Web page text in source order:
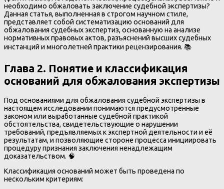
необходимо обжаловать заключение судебной экспертизы?
Данная статья, выполненная в строгом научном стиле,
представляет собой систематизацию оснований для
обжалования судебных экспертиз, основанную на анализе
нормативных правовых актов, разъяснений высших судебных
инстанций и многолетней практики рецензирования. 📚
Глава 2. Понятие и классификация
оснований для обжалования экспертизы
Под основаниями для обжалования судебной экспертизы в
настоящем исследовании понимаются предусмотренные
законом или выработанные судебной практикой
обстоятельства, свидетельствующие о нарушении
требований, предъявляемых к экспертной деятельности и её
результатам, и позволяющие стороне процесса инициировать
процедуру признания заключения ненадлежащим
доказательством. 🧠
Классификация оснований может быть проведена по
нескольким критериям: